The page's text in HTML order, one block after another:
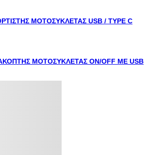
ΜΟΤΟΣΥΚΛΕΤΑΣ USB / TYPE C
ΜΟΤΟΣΥΚΛΕΤΑΣ ON/OFF ΜΕ USB